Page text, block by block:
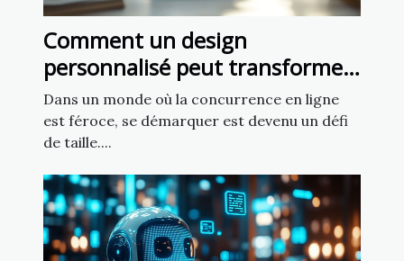
Comment un design
personnalisé peut transformer
votre présence en ligne ?
Dans un monde où la concurrence en ligne
est féroce, se démarquer est devenu un défi
de taille....